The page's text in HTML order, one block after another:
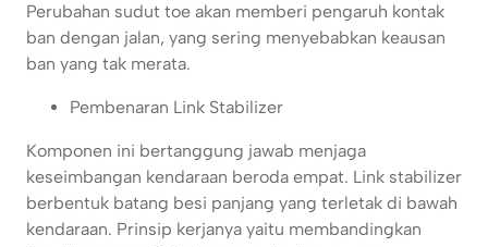
Perubahan sudut toe akan memberi pengaruh kontak
ban dengan jalan, yang sering menyebabkan keausan
ban yang tak merata.
Pembenaran Link Stabilizer
Komponen ini bertanggung jawab menjaga
keseimbangan kendaraan beroda empat. Link stabilizer
berbentuk batang besi panjang yang terletak di bawah
kendaraan. Prinsip kerjanya yaitu membandingkan